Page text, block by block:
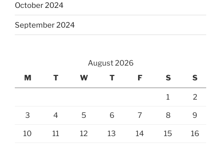
October 2024
September 2024
August 2026
M
T W T F S S
1 2
3 4 5 6 7 8 9
10 11 12 13 14 15 16